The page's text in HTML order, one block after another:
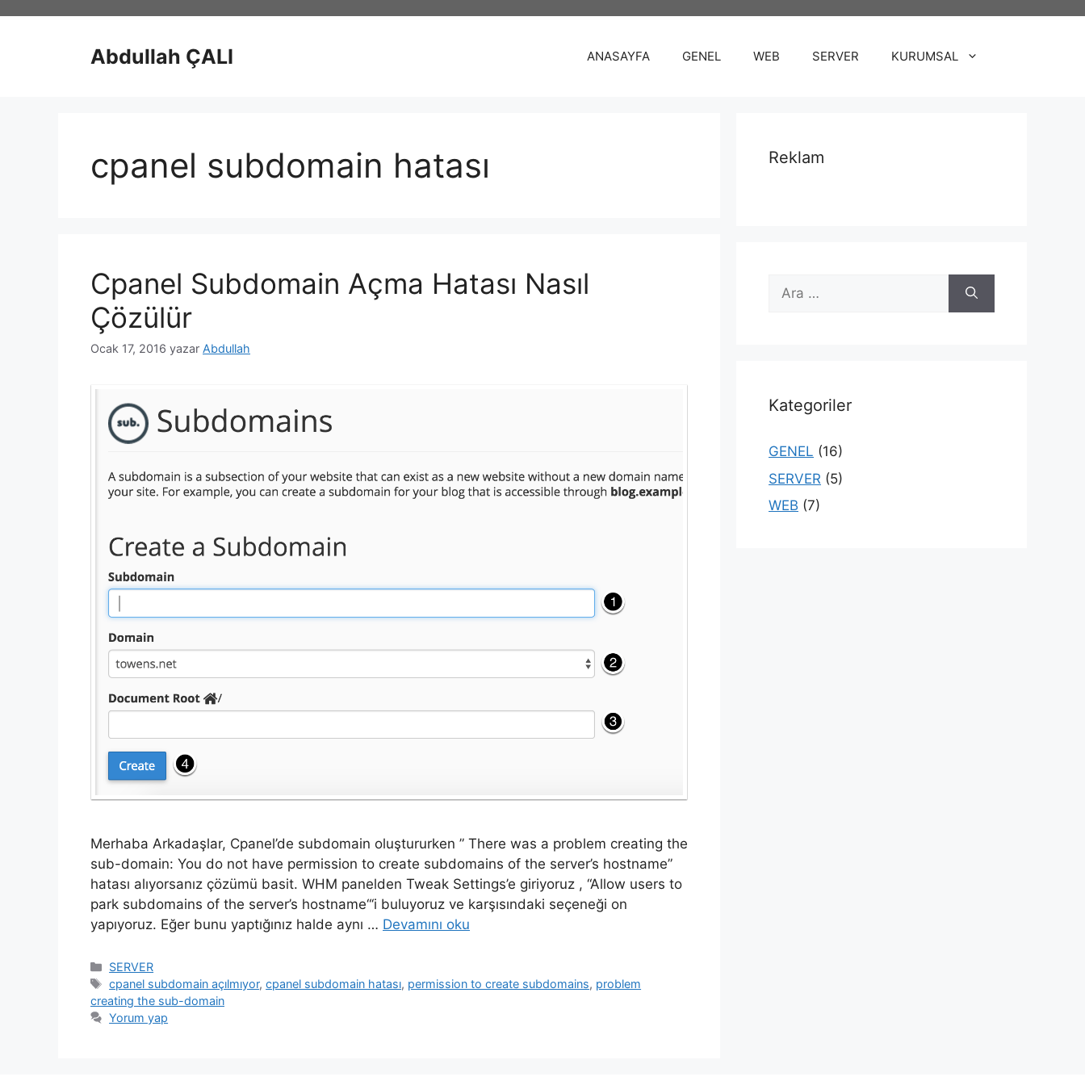
Abdullah ÇALI ANASAYFA GENEL WEB SERVER KURUMSAL
cpanel subdomain hatası
Cpanel Subdomain Açma Hatası Nasıl
Çözülür
Ocak 17, 2016 yazar Abdullah
Merhaba Arkadaşlar, Cpanel’de subdomain oluştururken ” There was a problem creating the
sub-domain: You do not have permission to create subdomains of the server’s hostname”
hatası alıyorsanız çözümü basit. WHM panelden Tweak Settings’e giriyoruz , “Allow users to
park subdomains of the server’s hostname“‘i buluyoruz ve karşısındaki seçeneği on
yapıyoruz. Eğer bunu yaptığınız halde aynı … Devamını oku
Kategoriler
SERVER
Etiketler
cpanel subdomain açılmıyor,cpanel subdomain hatası, permission to create subdomains, problem
creating the sub-domain
Yorum yap
Reklam
için
Kategoriler
GENEL (16)
SERVER (5)
WEB (7)